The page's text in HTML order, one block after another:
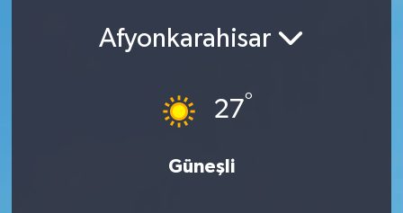
Afyonkarahisar
27°
Güneşli